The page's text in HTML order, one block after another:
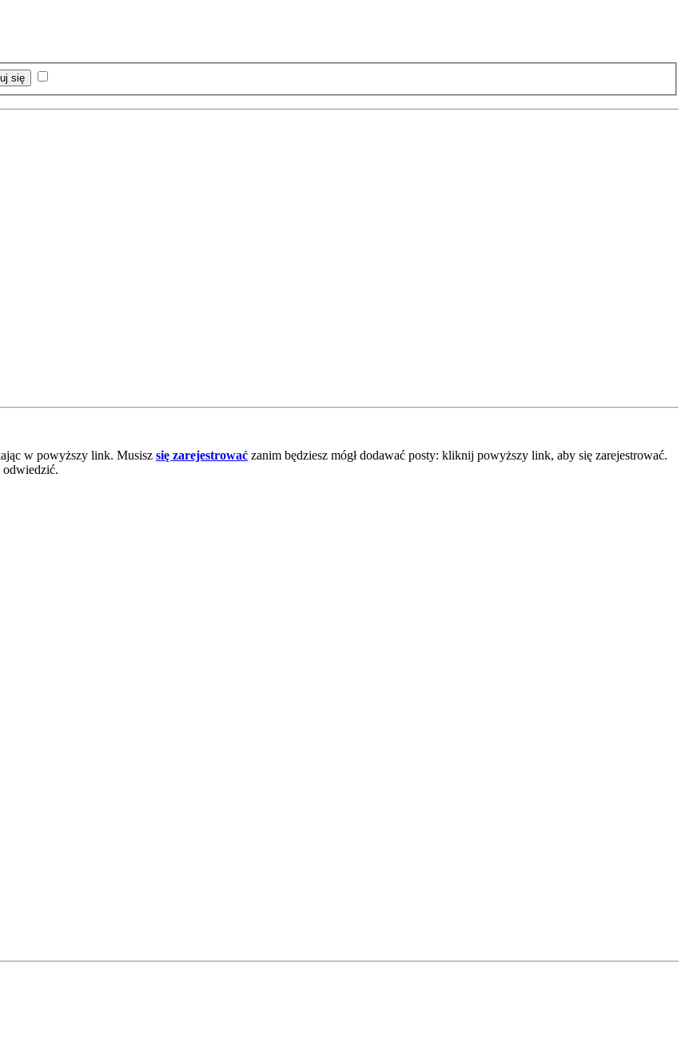
w powyższy link. Musisz się zarejestrować zanim będziesz mógł dodawać posty: kliknij powyższy link, aby się zarejestrować.
odwiedzić.